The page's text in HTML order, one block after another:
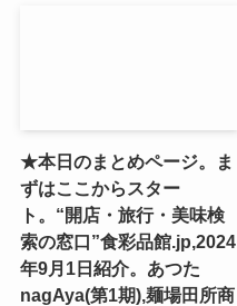
★本日のまとめページ。ま
ずはここからスター
ト。“開店・旅行・美味検
索の窓口”食彩品館.jp,2024
年9月1日紹介。あつた
nagAya(第1期),麺場田所商